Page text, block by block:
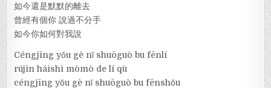
如今還是默默的離去
曾經有個你 說過不分手
如今你如何對我說
Céngjīng yǒu gè nǐ shuōguò bu fēnlí
rújīn háishì mòmò de lí qù
céngjīng yǒu gè nǐ shuōguò bu fēnshǒu